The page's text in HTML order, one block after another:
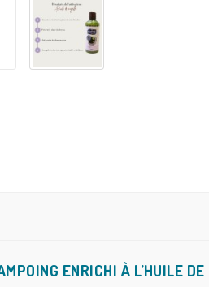
ENRICHI À L’HUILE